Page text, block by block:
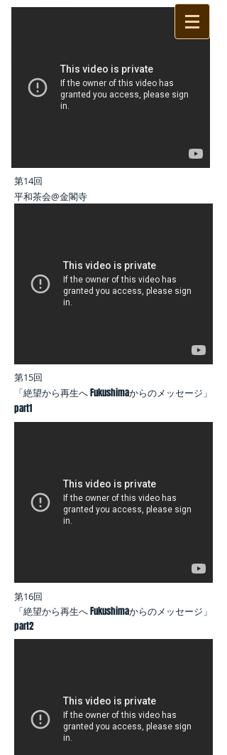
「難民問題を天気予報のように」
第14回
平和茶会@金閣寺
第15回
「絶望から再生へFukushimaからのメッセージ」
part1
第16回
「絶望から再生へ Fukushimaからのメッセージ」
part2